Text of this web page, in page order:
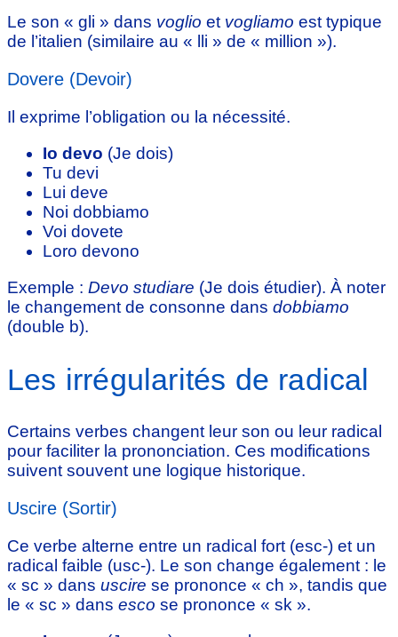
Le son « gli » dans voglio et vogliamo est typique
de l’italien (similaire au « lli » de « million »).
Dovere (Devoir)
Il exprime l’obligation ou la nécessité.
Io devo (Je dois)
Tu devi
Lui deve
Noi dobbiamo
Voi dovete
Loro devono
Exemple : Devo studiare (Je dois étudier). À noter
le changement de consonne dans dobbiamo
(double b).
Les irrégularités de radical
Certains verbes changent leur son ou leur radical
pour faciliter la prononciation. Ces modifications
suivent souvent une logique historique.
Uscire (Sortir)
Ce verbe alterne entre un radical fort (esc-) et un
radical faible (usc-). Le son change également : le
« sc » dans uscire se prononce « ch », tandis que
le « sc » dans esco se prononce « sk ».